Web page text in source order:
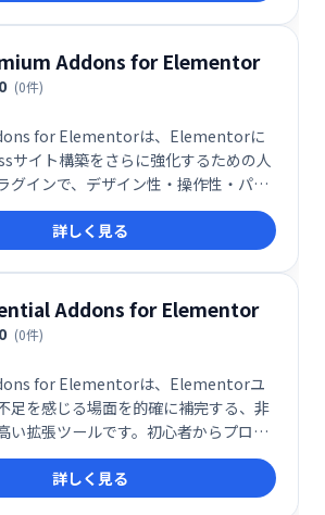
現できるツールとして高い評価を受け
Addons for Elementor
(0件)
for Elementorは、Elementorに
サイト構築をさらに強化するための人
グインで、デザイン性・操作性・パフ
てを高次元で両立した多機能ツールで
版の両方で利用でき、580以上のコン
トや多数のウィジェットを搭載してお
で洗練されたWebサイトをスピーディ
す。
詳しく見る
Addons for Elementor
(0件)
for Elementorは、Elementorユ
足を感じる場面を的確に補完する、非
い拡張ツールです。初心者からプロフ
で、Elementorをよりパワフルかつ効
いユーザーにとって、導入すべき価値
といえるでしょう。
詳しく見る